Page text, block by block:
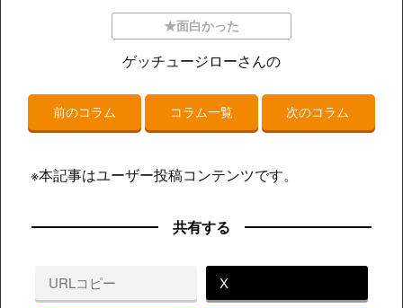
★面白かった
ゲッチュージローさんの
前のコラム コラム一覧 次のコラム
※本記事はユーザー投稿コンテンツです。
共有する
URLコピー X